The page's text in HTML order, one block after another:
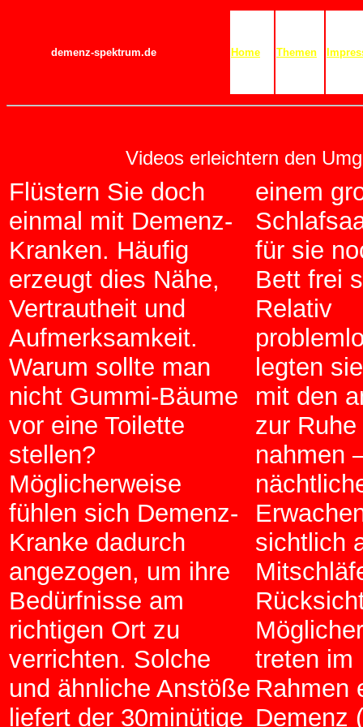
demenz-spektrum.de Home Themen
Videos erleichtern den
Flüstern Sie doch
einmal mit Demenz-
Kranken. Häufig
erzeugt dies Nähe,
Vertrautheit und
Aufmerksamkeit.
Warum sollte man
nicht Gummi-Bäume
vor eine Toilette
stellen?
Möglicherweise
fühlen sich Demenz-
Kranke dadurch
angezogen, um ihre
Bedürfnisse am
richtigen Ort zu
verrichten. Solche
und ähnliche Anstöße
liefert der 30minütige
einem
für sie
Bett frei
Relativ
legten
mit den
zur Ruhe
nahmen
sichtlich
treten im
Rahmen
Demenz